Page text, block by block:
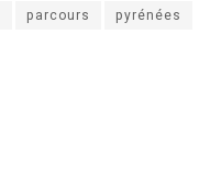
parcours
pyrénées